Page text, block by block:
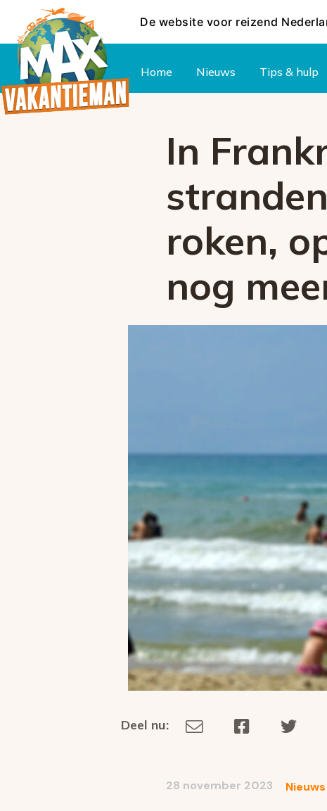
De website voor reizend
Home Nieuws Tips & hulp
In
roken,
nog
Deel
Deel nu:
mail
28 november 2023 Nieuws